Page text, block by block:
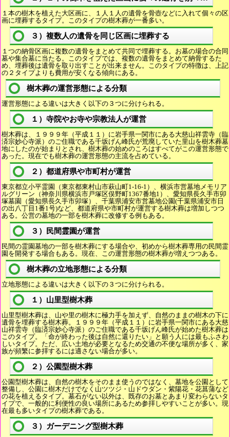
１本の樹木を植えた大区画に、１人１人の遺骨を骨壺などに入れて個々の区
画に埋葬するタイプ。このタイプの樹木葬が一番多い。
３）複数人の遺骨を同じ区画に埋葬する
１つの納骨区画に複数の遺骨をまとめて共同で埋葬する。お墓の場合の合同
墓や集合墓に当たる。このタイプでは、複数の遺骨をまとめて納骨するた
め、埋葬後は遺骨を取り出すことが出来ません。このタイプの特徴は、上記
の２タイプよりも費用が安くなる傾向にある。
樹木葬の運営形態による分類
運営形態による違いは大きく以下の３つに分けられる。
１）寺院やお寺や宗教法人が運営
樹木葬は、１９９９年（平成１１）に岩手県一関市にある大慈山祥雲寺（臨
済宗妙心寺派）のご住職である千坂げん峰氏が荒廃していた里山を樹木葬墓
地にしたのが始まりとされ、樹木葬の始めのころはすべてがこの運営形態で
あった。現在でも樹木葬の運営形態の主流を占めている。
２）都道府県や市町村が運営
東京都立小平霊園（東京都東村山市萩山町1-16-1）、横浜市営墓地メモリア
ルグリーン（神奈川県横浜市戸塚区俣野町1367番地1）、愛知県長久手市卯
塚墓園（愛知県長久手市卯塚）、千葉県浦安市営墓地公園(千葉県浦安市日
の出八丁目1番1号)など、都道府県や市町村が運営する樹木葬は増加しつつ
ある。公営の墓地の一部を樹木葬に改修する例もある。
３）民間霊園が運営
民間の霊園墓地の一部を樹木葬にする場合や、初めから樹木葬専用の民間霊
園を開発する場合もある。現在、この運営形態の樹木葬が増えつつある。
樹木葬の立地形態による分類
立地形態による違いは大きく以下の３つに分けられる。
１）山里型樹木葬
山里型樹木葬は、山や里の樹木に極力手を加えず、自然のままの樹木の下に
遺骨を埋葬する樹木葬。１９９９年（平成１１）に岩手県一関市にある大慈
山祥雲寺（臨済宗妙心寺派）のご住職である千坂げん峰氏が始めた樹木葬は
このタイプ。「命が終わった後は自然に還りたい」と願う人には最もふさわ
しいタイプ。ただ、広い土地が必要となるため交通の不便な場所が多く、家
族が頻繁に参拝するには適さない場合が多い。
２）公園型樹木葬
公園型樹木葬は、自然の樹木をそのまま使うのではなく、墓地を公園として
整備し、公園に樹木だけでなく山ツツジ・山ドウダン・紫陽花・花菖蒲など
の花を植えるタイプ。墓石がない以外は、既存のお墓とあまり変わらないタ
イプで、一般的に利便性の良い場所にあるため参拝しやすいことが多い。現
在最も多いタイプの樹木葬である。
３）ガーデニング型樹木葬